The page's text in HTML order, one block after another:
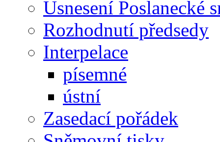
Usnesení Poslanecké
Rozhodnutí předsedy
Interpelace
písemné
ústní
Zasedací pořádek